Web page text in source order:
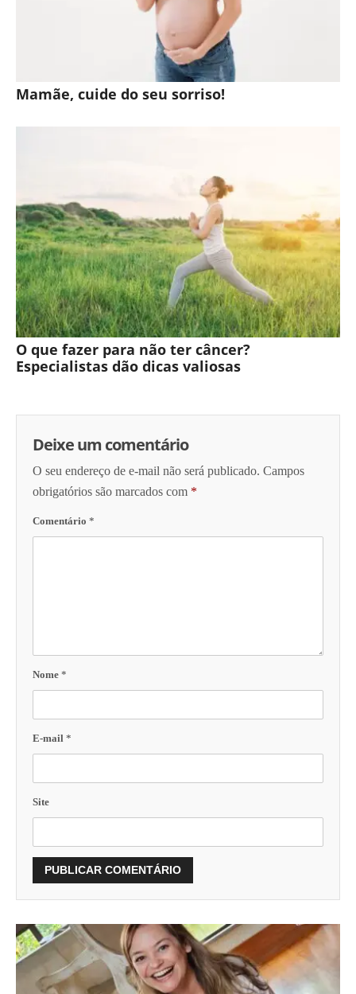
Mamãe, cuide do seu sorriso!
O que fazer para não ter câncer?
Especialistas dão dicas valiosas
Deixe um comentário
O seu endereço de e-mail não será publicado. Campos
obrigatórios são marcados com *
Comentário *
Nome *
E-mail *
Site